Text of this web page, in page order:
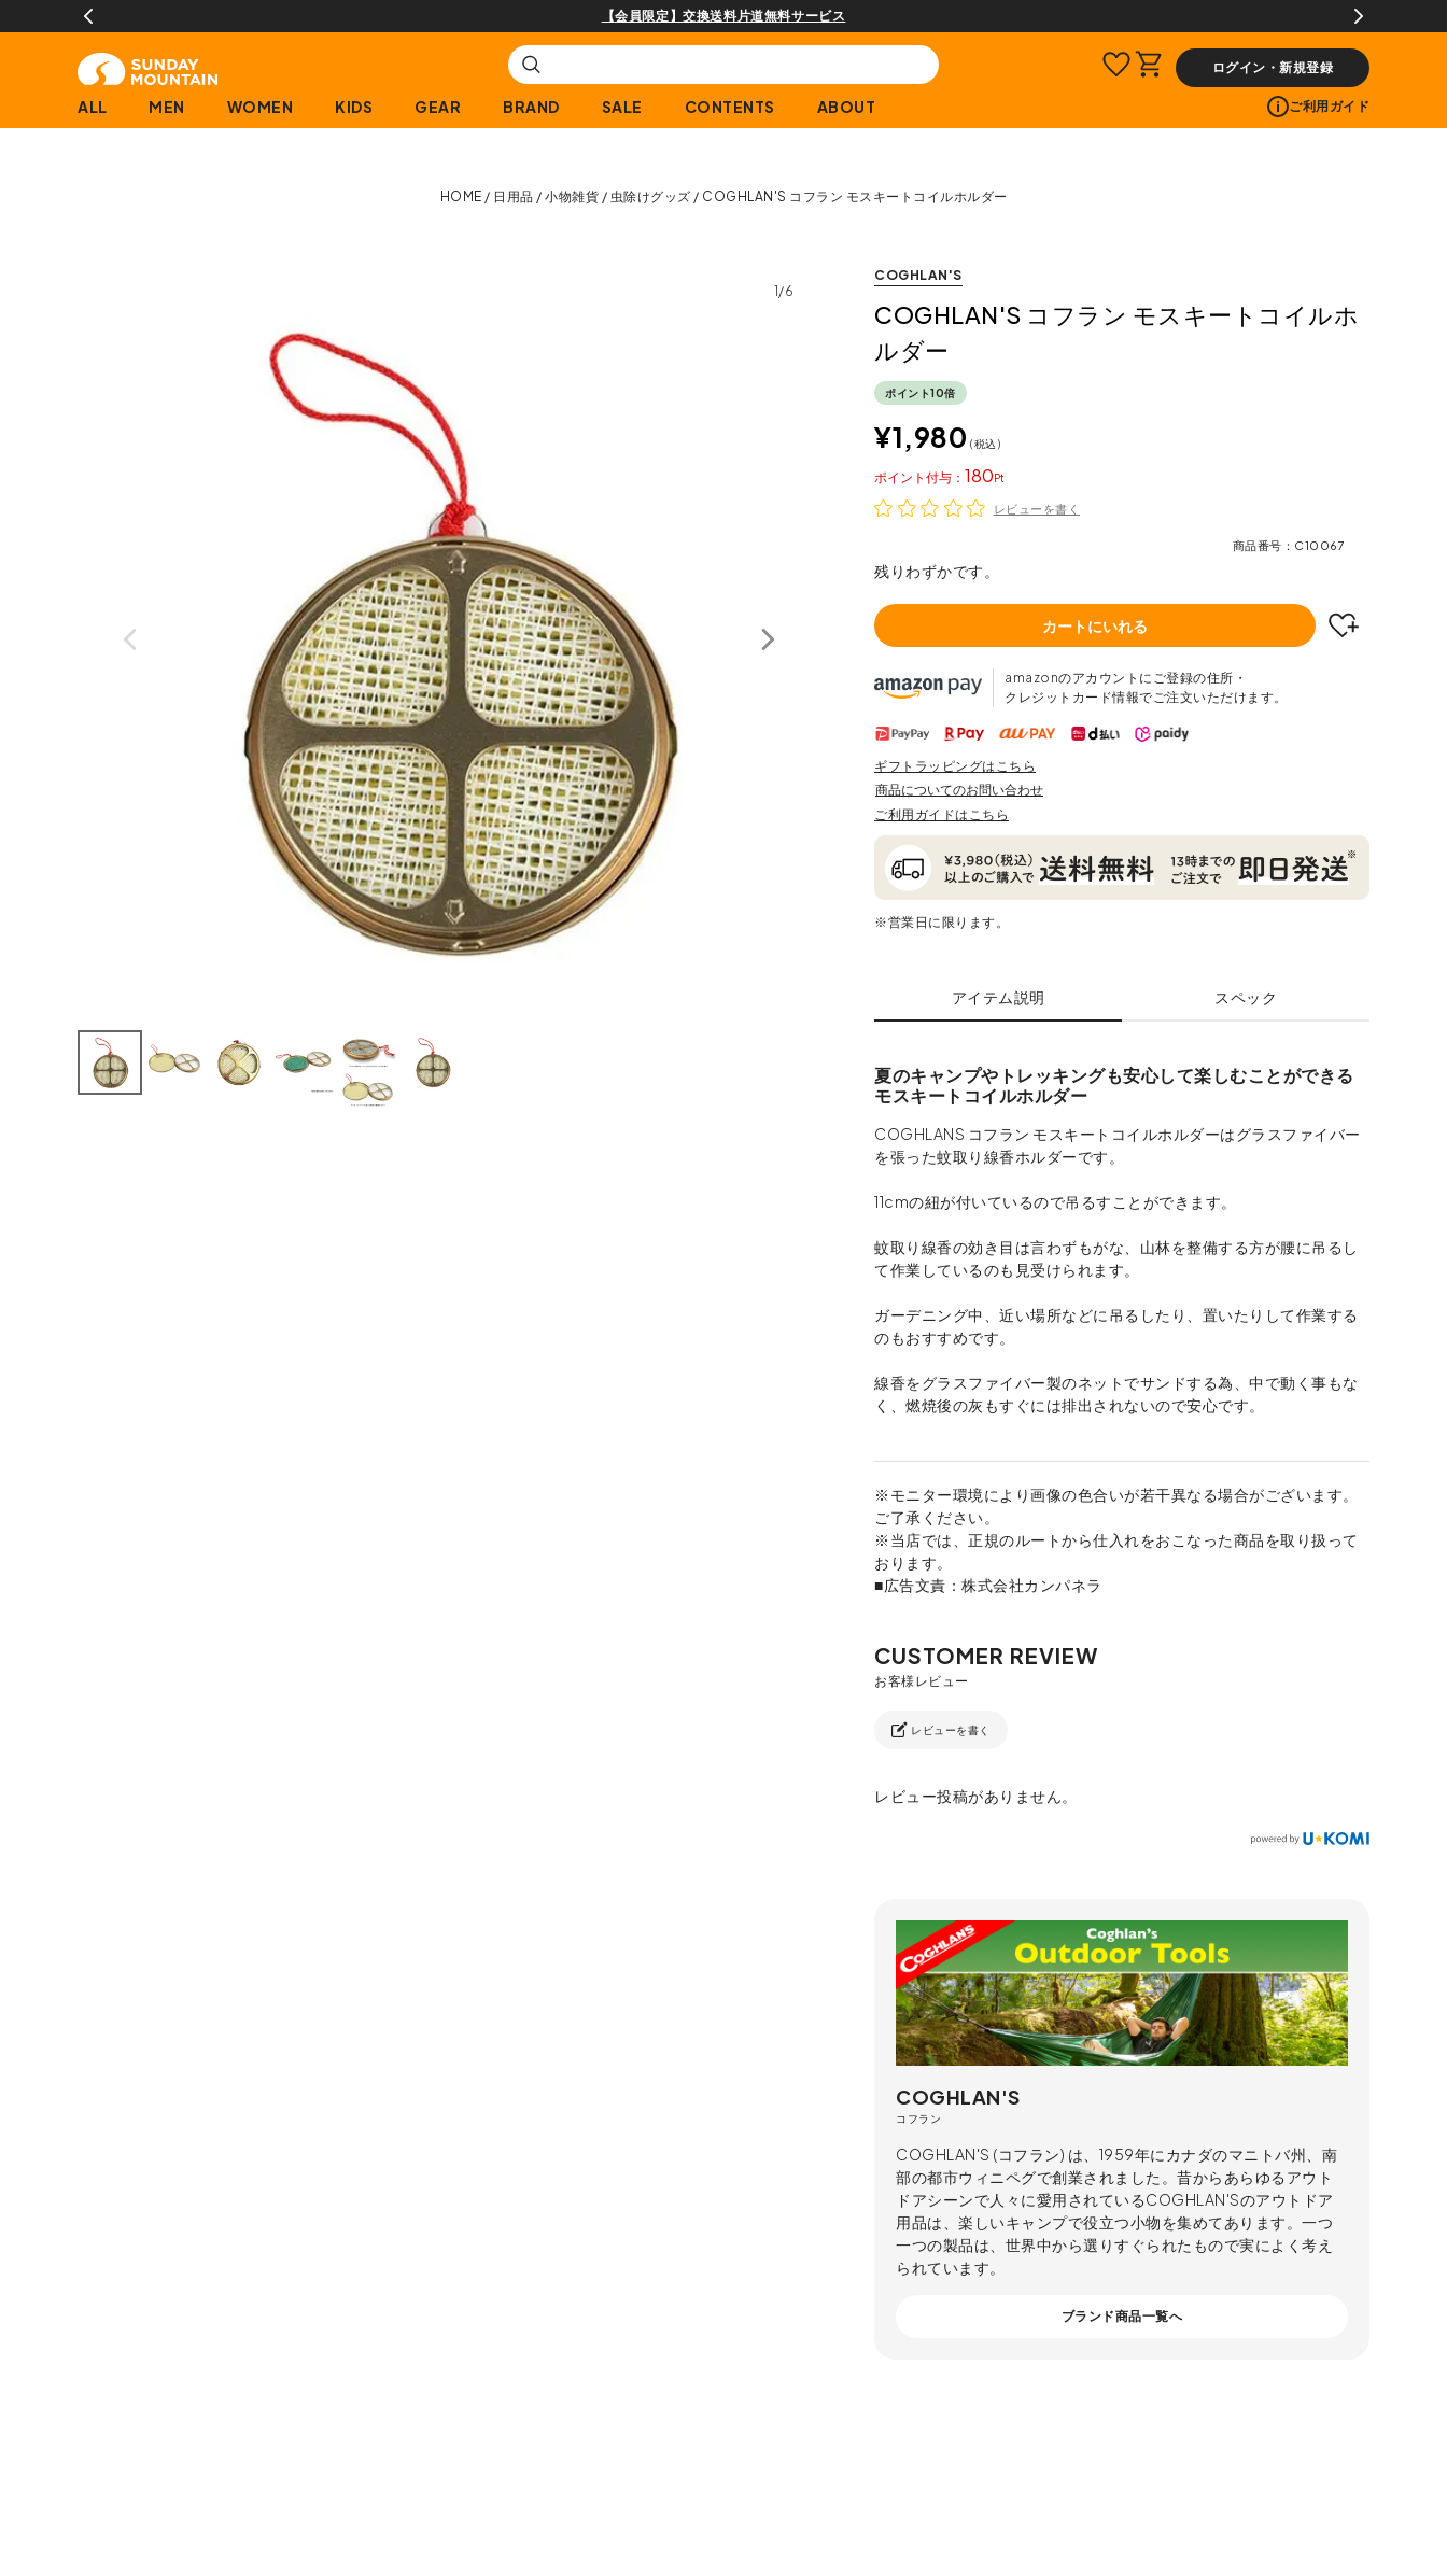
購入商品[¥2,000(税込)以上]のレビュー投稿で300ptプレゼント!
ログイン・新規登録
ALL MEN WOMEN KIDS GEAR BRAND SALE CONTENTS ABOUT ご利用ガイド
HOME 日用品 小物雑貨 虫除けグッズ COGHLAN'S コフラン モスキートコイルホルダー
1/6
COGHLAN'S
COGHLAN'S コフラン モスキートコイルホ
ルダー
ポイント10倍
¥1,980 税込
180
ポイント
レビューを書く
商品番号 C10067
残りわずかです。
カートにいれる
amazonのアカウントにご登録の住所・
クレジットカード情報でご注文いただけます。
ギフトラッピングはこちら
商品についてのお問い合わせ
ご利用ガイドはこちら
※営業日に限ります。
アイテム説明 スペック
夏のキャンプやトレッキングも安心して楽しむことができる
モスキートコイルホルダー
COGHLANS コフラン モスキートコイルホルダーはグラスファイバー
を張った蚊取り線香ホルダーです。
11cmの紐が付いているので吊るすことができます。
蚊取り線香の効き目は言わずもがな、山林を整備する方が腰に吊るし
て作業しているのも見受けられます。
ガーデニング中、近い場所などに吊るしたり、置いたりして作業する
のもおすすめです。
線香をグラスファイバー製のネットでサンドする為、中で動く事もな
く、燃焼後の灰もすぐには排出されないので安心です。
※モニター環境により画像の色合いが若干異なる場合がございます。
ご了承ください。
※当店では、正規のルートから仕入れをおこなった商品を取り扱って
おります。
■広告文責：株式会社カンパネラ
レビューを書く
レビュー投稿がありません。
COGHLAN'S
コフラン
COGHLAN'S (コフラン) は、1959年にカナダのマニトバ州、南
部の都市ウィニペグで創業されました。昔からあらゆるアウト
ドアシーンで人々に愛用されているCOGHLAN'Sのアウトドア
用品は、楽しいキャンプで役立つ小物を集めてあります。一つ
一つの製品は、世界中から選りすぐられたもので実によく考え
られています。
ブランド商品一覧へ